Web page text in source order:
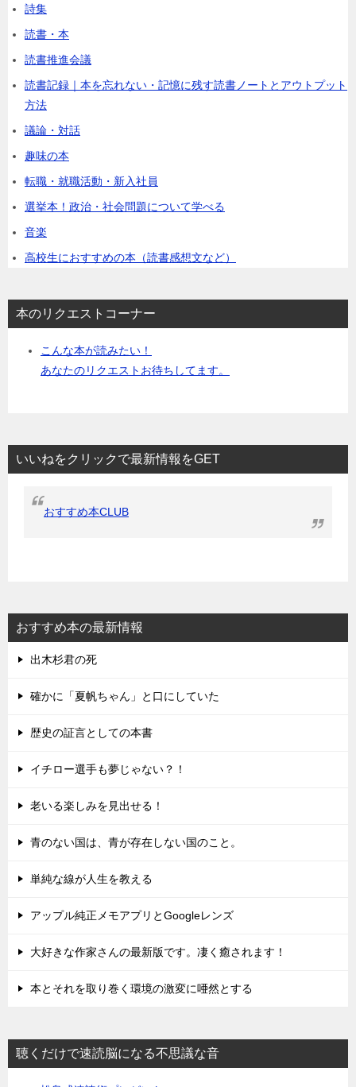
詩集
読書・本
読書推進会議
読書記録｜本を忘れない・記憶に残す読書ノートとアウトプット
方法
議論・対話
趣味の本
転職・就職活動・新入社員
選挙本！政治・社会問題について学べる
音楽
高校生におすすめの本（読書感想文など）
本のリクエストコーナー
こんな本が読みたい！
あなたのリクエストお待ちしてます。
いいねをクリックで最新情報をGET
おすすめ本CLUB
おすすめ本の最新情報
出木杉君の死
確かに「夏帆ちゃん」と口にしていた
歴史の証言としての本書
イチロー選手も夢じゃない？！
老いる楽しみを見出せる！
青のない国は、青が存在しない国のこと。
単純な線が人生を教える
アップル純正メモアプリとGoogleレンズ
大好きな作家さんの最新版です。凄く癒されます！
本とそれを取り巻く環境の激変に唖然とする
聴くだけで速読脳になる不思議な音